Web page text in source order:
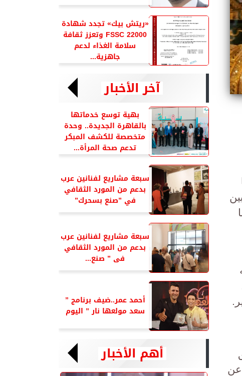
عن
«ريتش بيك» تجدد شهادة
FSSC 22000 وتعزز ثقافة
سلامة الغذاء لدعم
جاهزية...
آخر الأخبار
بهية توسع خدماتها
بالقاهرة الجديدة.. وحدة
متخصصة للكشف المبكر
تدعم صحة المرأة...
سبعة مشاريع لفنانين عرب
بدعم من المورد الثقافي
في ”صنع بسحرك”
سبعة مشاريع لفنانين عرب
بدعم من المورد الثقافي
فى ” صنع...
أحمد عمر..ضيف برنامج ”
سعد مولعها نار ” اليوم
أهم الأخبار